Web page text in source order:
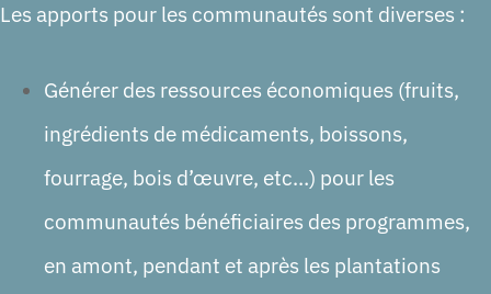
Les apports pour les communautés sont diverses :
Générer des ressources économiques (fruits,
ingrédients de médicaments, boissons,
fourrage, bois d’œuvre, etc…) pour les
communautés bénéficiaires des programmes,
en amont, pendant et après les plantations